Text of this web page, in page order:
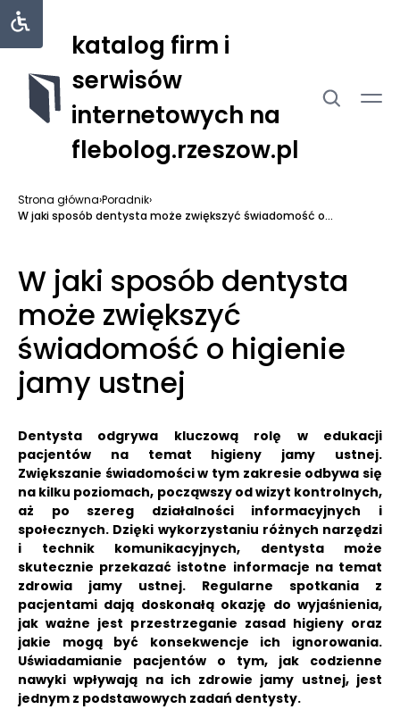
katalog firm i
serwisów
internetowych na
flebolog.rzeszow.pl
Strona główna›Poradnik›
W jaki sposób dentysta może zwiększyć świadomość o...
W jaki sposób dentysta
może zwiększyć
świadomość o higienie
jamy ustnej
Dentysta odgrywa kluczową rolę w edukacji
pacjentów na temat higieny jamy ustnej.
Zwiększanie świadomości w tym zakresie odbywa się
na kilku poziomach, począwszy od wizyt kontrolnych,
aż po szereg działalności informacyjnych i
społecznych. Dzięki wykorzystaniu różnych narzędzi
i technik komunikacyjnych, dentysta może
skutecznie przekazać istotne informacje na temat
zdrowia jamy ustnej. Regularne spotkania z
pacjentami dają doskonałą okazję do wyjaśnienia,
jak ważne jest przestrzeganie zasad higieny oraz
jakie mogą być konsekwencje ich ignorowania.
Uświadamianie pacjentów o tym, jak codzienne
nawyki wpływają na ich zdrowie jamy ustnej, jest
jednym z podstawowych zadań dentysty.